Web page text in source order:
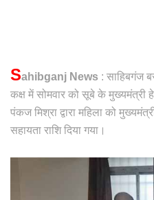
Sahibganj News : साहिबगंज
कक्ष में सोमवार को सूबे के मुख्यमंत्री
पंकज मिश्रा द्वारा महिला को
सहायता राशि दिया गया।